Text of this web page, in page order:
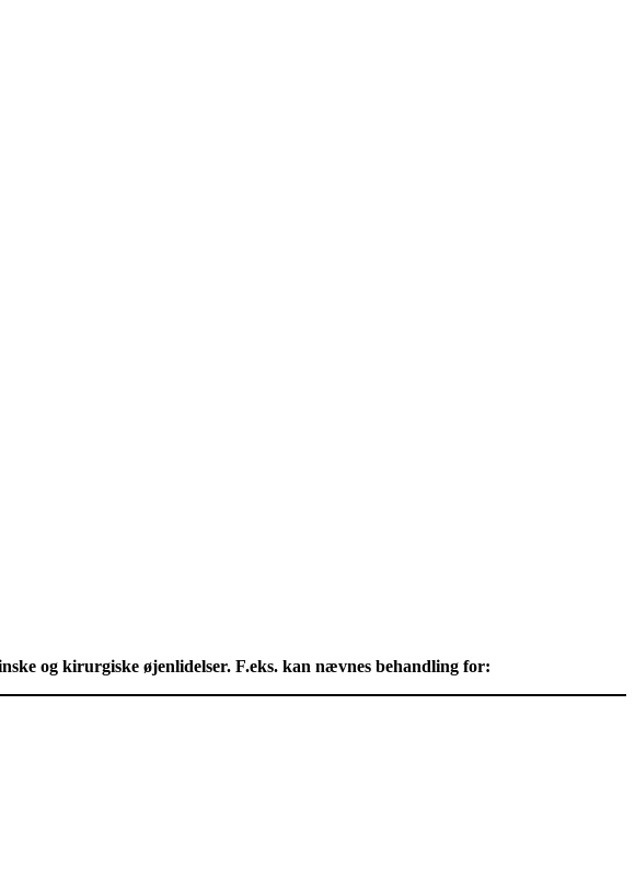
og kirurgiske øjenlidelser. F.eks. kan nævnes behandling for: